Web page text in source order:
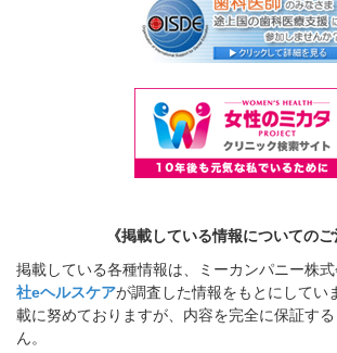
《掲載している情報についてのご
掲載している各種情報は、ミーカンパニー株
社eヘルスケアが調査した情報をもとにしてい
載に努めておりますが、内容を完全に保証す
ん。